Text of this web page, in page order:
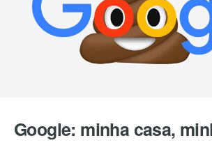
Google: minha casa,